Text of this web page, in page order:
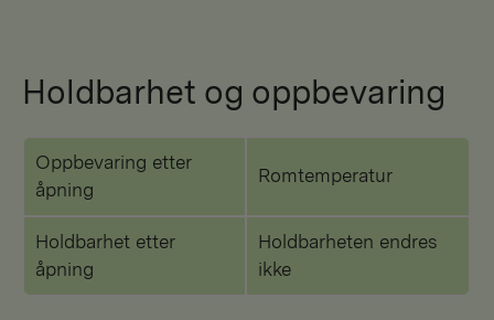
Holdbarhet og oppbevaring
Oppbevaring etter
åpning
Romtemperatur
Holdbarhet etter
åpning
Holdbarheten endres
ikke